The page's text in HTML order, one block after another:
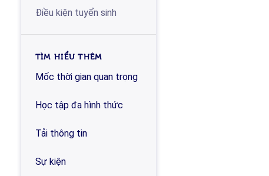
Điều kiện tuyển sinh
TÌM HIỂU THÊM
Mốc thời gian quan trọng
Học tập đa hình thức
Tải thông tin
Sự kiện